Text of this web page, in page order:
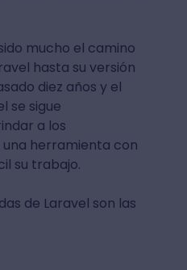
mucho el camino
hasta su versión
diez años y el
se sigue
a los
herramienta con
su trabajo.
de Laravel son las